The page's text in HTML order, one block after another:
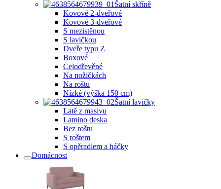
Šatní skříně
Kovové 2-dveřové
Kovové 3-dveřové
S mezistěnou
S lavičkou
Dveře typu Z
Boxové
Celodřevěné
Na nožičkách
Na roštu
Nízké (výška 150 cm)
Šatní lavičky
Latě z masivu
Lamino deska
Bez roštu
S roštem
S opěradlem a háčky
Domácnost